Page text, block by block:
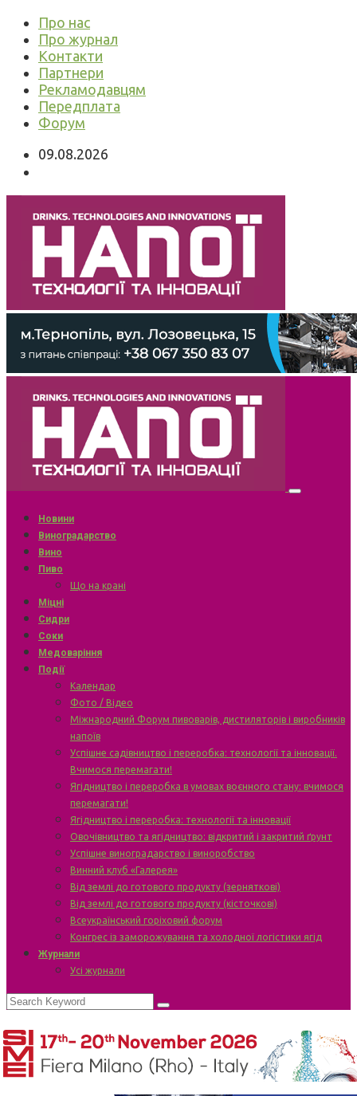
Про нас
Про журнал
Контакти
Партнери
Рекламодавцям
Передплата
Форум
09.08.2026
Новини
Виноградарство
Вино
Пиво
Що на крані
Міцні
Сидри
Соки
Медоваріння
Події
Календар
Фото / Відео
Міжнародний Форум пивоварів, дистиляторів і виробників
напоїв
Успішне садівництво і переробка: технології та інновації.
Вчимося перемагати!
Ягідництво і переробка в умовах воєнного стану: вчимося
перемагати!
Ягідництво і переробка: технології та інновації
Овочівництво та ягідництво: відкритий і закритий ґрунт
Успішне виноградарство і виноробство
Винний клуб «Галерея»
Від землі до готового продукту (зерняткові)
Від землі до готового продукту (кісточкові)
Всеукраїнський горіховий форум
Конгрес із заморожування та холодної логістики ягід
Журнали
Усі журнали